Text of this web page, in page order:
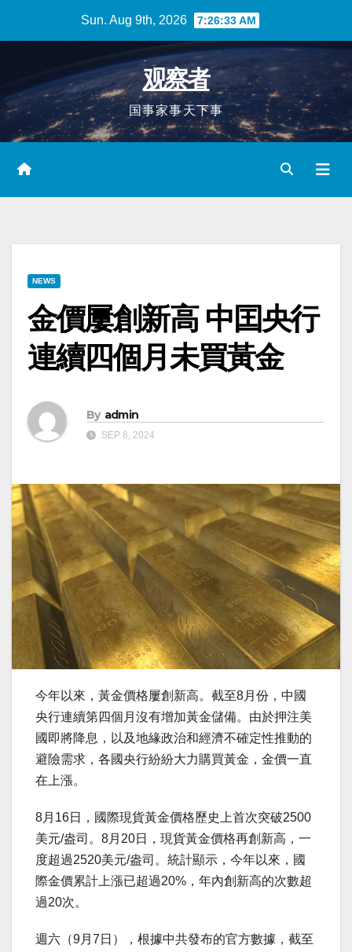
Sun. Aug 9th, 2026 7:26:34 AM
观察者
国事家事天下事
NEWS
金價屢創新高 中囯央行
連續四個月未買黃金
By admin
SEP 8, 2024
今年以來，黃金價格屢創新高。截至8月份，中國
央行連續第四個月沒有增加黃金儲備。由於押注美
國即將降息，以及地緣政治和經濟不確定性推動的
避險需求，各國央行紛紛大力購買黃金，金價一直
在上漲。
8月16日，國際現貨黃金價格歷史上首次突破2500
美元/盎司。8月20日，現貨黃金價格再創新高，一
度超過2520美元/盎司。統計顯示，今年以來，國
際金價累計上漲已超過20%，年內創新高的次數超
過20次。
週六（9月7日），根據中共發布的官方數據，截至